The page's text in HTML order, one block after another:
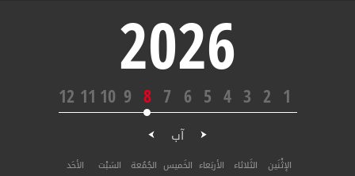
2026
1
2
3
4
5
6
7
8
9
10
11
12
آب
الإثْنَين الثَلاثاء الأربَعاء الخَميس الجُمُعة السَبْت الأحَد